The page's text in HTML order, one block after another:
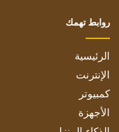
روابط تهمك
الرئيسية
الإنترنت
كمبيوتر
الأجهزة